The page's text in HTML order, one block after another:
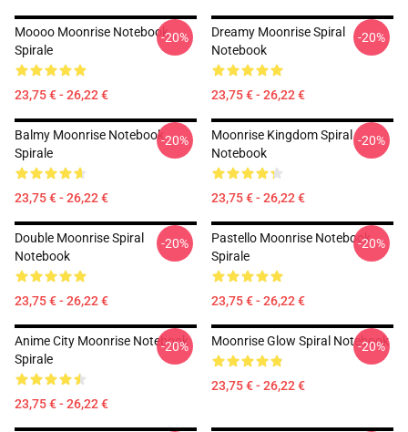
Moooo Moonrise Notebook
Spirale
23,75 € - 26,22 €
-20%
Dreamy Moonrise Spiral
Notebook
23,75 € - 26,22 €
-20%
Balmy Moonrise Notebook
Spirale
23,75 € - 26,22 €
-20%
Moonrise Kingdom Spiral
Notebook
23,75 € - 26,22 €
-20%
Double Moonrise Spiral
Notebook
23,75 € - 26,22 €
-20%
Pastello Moonrise Notebook
Spirale
23,75 € - 26,22 €
-20%
Anime City Moonrise Notebook
Spirale
23,75 € - 26,22 €
-20% Moonrise Glow Spiral Notebook
23,75 € - 26,22 €
-20%